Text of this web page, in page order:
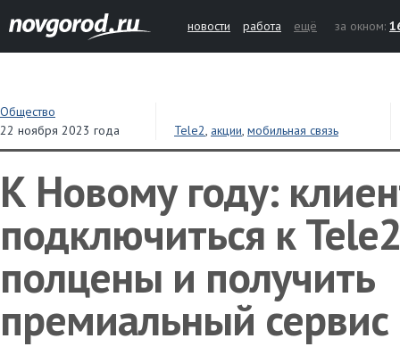
новости работа ещё за окном:
Общество
22 ноября 2023 года
Tele2, акции, мобильная связь
К Новому году:
подключиться к
полцены и получить
премиальный сервис